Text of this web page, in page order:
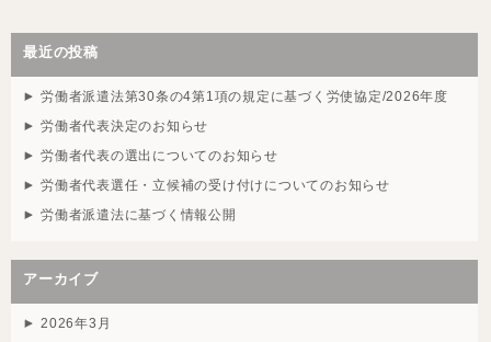
最近の投稿
労働者派遣法第30条の4第1項の規定に基づく労使協定/2026年度
労働者代表決定のお知らせ
労働者代表の選出についてのお知らせ
労働者代表選任・立候補の受け付けについてのお知らせ
労働者派遣法に基づく情報公開
アーカイブ
2026年3月